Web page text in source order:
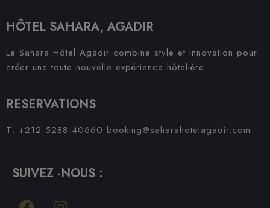
HÔTEL SAHARA, AGADIR
Le Sahara Hôtel Agadir combine style et innovation pour
créer une toute nouvelle expérience hôtelière.
RESERVATIONS
T: +212 5288-40660 booking@saharahotelagadir.com
SUIVEZ -NOUS :